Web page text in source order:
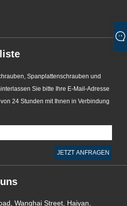
Spanplattenschrauben und
Sie bitte Ihre E-Mail-Adresse
24 Stunden mit Ihnen in Verbindung
Wanghai Street, Haiyan,